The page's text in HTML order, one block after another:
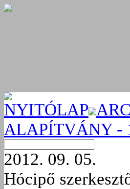
NYITÓLAP
ALAPÍTVÁNY -
2012. 09. 05.
Hócipő